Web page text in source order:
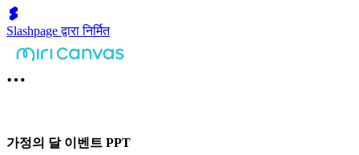
Slashpage द्वारा निर्मित
가정의 달 이벤트 PPT